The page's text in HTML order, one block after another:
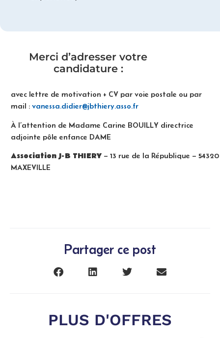
Merci d’adresser votre
candidature :
avec lettre de motivation + CV par voie postale ou par
mail :vanessa.didier@jbthiery.asso.fr
À l’attention de Madame Carine BOUILLY directrice
adjointe pôle enfance DAME
Association J-B THIERY – 13 rue de la République – 54320
MAXEVILLE
Partager ce post
PLUS D'OFFRES